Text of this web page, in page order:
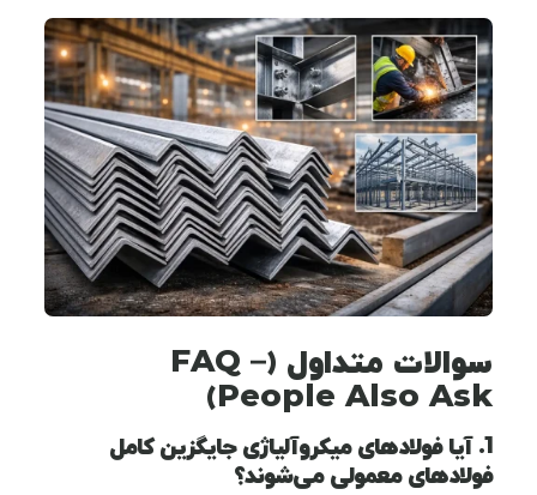
سوالات متداول (FAQ –
People Also Ask)
1. آیا فولادهای میکروآلیاژی جایگزین کامل
فولادهای معمولی می‌شوند؟